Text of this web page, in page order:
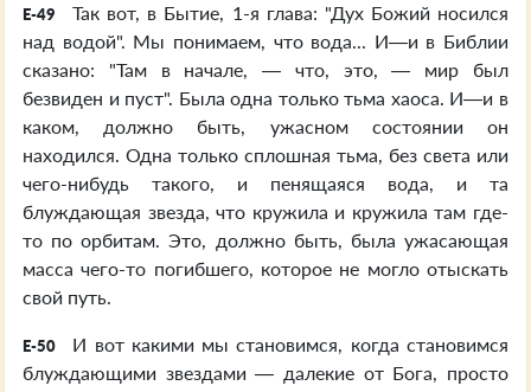
E-49
Так вот, в Бытие, 1-я глава: "Дух Божий носился
над водой". Мы понимаем, что вода... И—и в Библии
сказано: "Там в начале, — что, это, — мир был
безвиден и пуст". Была одна только тьма хаоса. И—и в
каком, должно быть, ужасном состоянии он
находился. Одна только сплошная тьма, без света или
чего-нибудь такого, и пенящаяся вода, и та
блуждающая звезда, что кружила и кружила там где-
то по орбитам. Это, должно быть, была ужасающая
масса чего-то погибшего, которое не могло отыскать
свой путь.
E-50
И вот какими мы становимся, когда становимся
блуждающими звездами — далекие от Бога, просто